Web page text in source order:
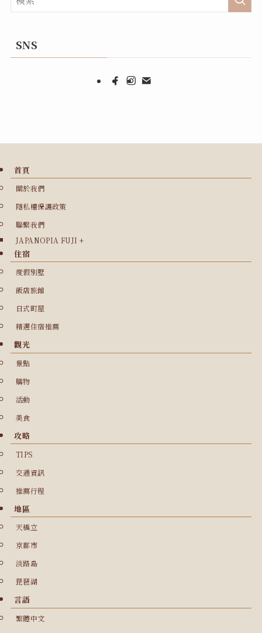
SNS
首頁
關於我們
隱私權保護政策
聯繫我們
JAPANOPIA FUJI +
住宿
度假別墅
飯店旅館
日式町屋
精選住宿推薦
觀光
景點
購物
活動
美食
攻略
TIPS
交通資訊
推薦行程
地區
天橋立
京都市
淡路島
琵琶湖
言語
繁體中文